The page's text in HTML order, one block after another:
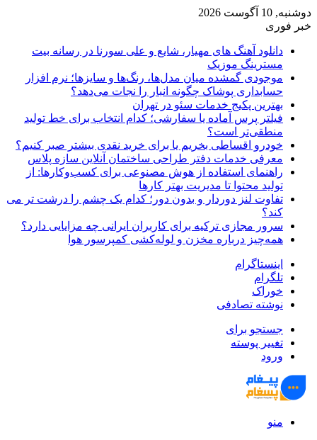
دوشنبه, 10 آگوست 2026
خبر فوری
دانلود آهنگ های مهیار، شایع و علی سورنا در رسانه بیت
مسترینگ موزیک
موجودی گمشده میان مدل‌ها، رنگ‌ها و سایزها؛ نرم افزار
حسابداری پوشاک چگونه انبار را نجات می‌دهد؟
بهترین پکیج خدمات سئو در تهران
فیلتر پرس آماده یا سفارشی؛ کدام انتخاب برای خط تولید
منطقی‌تر است؟
خودرو اقساطی بخریم یا برای خرید نقدی بیشتر صبر کنیم؟
معرفی خدمات دفتر طراحی ساختمان آنلاین سازه پلاس
راهنمای استفاده از هوش مصنوعی برای کسب‌وکارها: از
تولید محتوا تا مدیریت بهتر کارها
تفاوت لنز دوردار و بدون دور؛ کدام یک چشم را درشت تر می
کند؟
سرور مجازی ترکیه برای کاربران ایرانی چه مزایایی دارد؟
همه‌چیز درباره مخزن و لوله‌کشی کمپرسور هوا
اینستاگرام
تلگرام
خوراک
نوشته تصادفی
جستجو برای
تغییر پوسته
ورود
منو